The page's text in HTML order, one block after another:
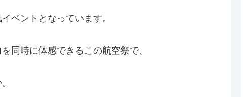
ベントとなっています。
同時に体感できるこの航空祭で、